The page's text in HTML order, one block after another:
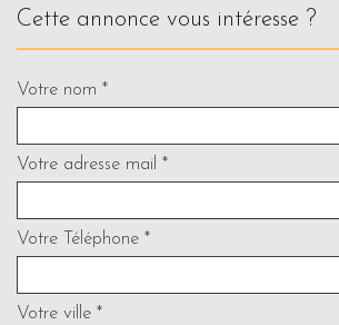
cette annonce vous intéresse ?
Votre nom *
Votre adresse mail *
Votre Téléphone *
Votre ville *